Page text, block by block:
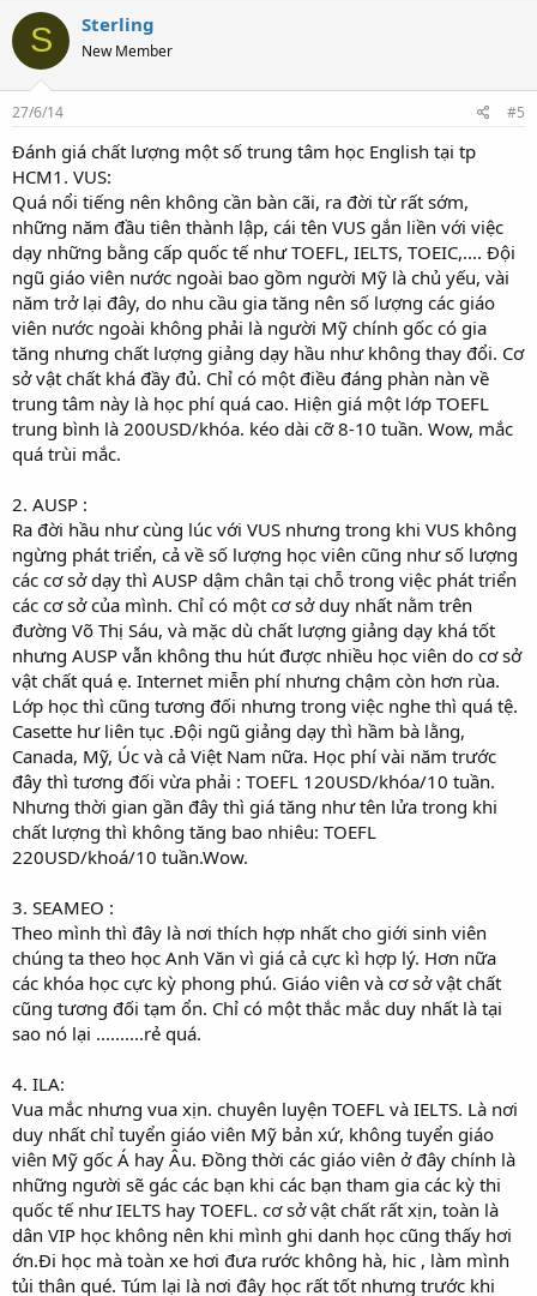
S Sterling
New Member
27/6/14 #5
Đánh giá chất lượng một số trung tâm học English tại tp
HCM1. VUS:
Quá nổi tiếng nên không cần bàn cãi, ra đời từ rất sớm,
những năm đầu tiên thành lập, cái tên VUS gắn liền với việc
dạy những bằng cấp quốc tế như TOEFL, IELTS, TOEIC,.... Đội
ngũ giáo viên nước ngoài bao gồm người Mỹ là chủ yếu, vài
năm trở lại đây, do nhu cầu gia tăng nên số lượng các giáo
viên nước ngoài không phải là người Mỹ chính gốc có gia
tăng nhưng chất lượng giảng dạy hầu như không thay đổi. Cơ
sở vật chất khá đầy đủ. Chỉ có một điều đáng phàn nàn về
trung tâm này là học phí quá cao. Hiện giá một lớp TOEFL
trung bình là 200USD/khóa. kéo dài cỡ 8-10 tuần. Wow, mắc
quá trùi mắc.
2. AUSP :
Ra đời hầu như cùng lúc với VUS nhưng trong khi VUS không
ngừng phát triển, cả về số lượng học viên cũng như số lượng
các cơ sở dạy thì AUSP dậm chân tại chỗ trong việc phát triển
các cơ sở của mình. Chỉ có một cơ sở duy nhất nằm trên
đường Võ Thị Sáu, và mặc dù chất lượng giảng dạy khá tốt
nhưng AUSP vẫn không thu hút được nhiều học viên do cơ sở
vật chất quá ẹ. Internet miễn phí nhưng chậm còn hơn rùa.
Lớp học thì cũng tương đối nhưng trong việc nghe thì quá tệ.
Casette hư liên tục .Đội ngũ giảng dạy thì hầm bà lằng,
Canada, Mỹ, Úc và cả Việt Nam nữa. Học phí vài năm trước
đây thì tương đối vừa phải : TOEFL 120USD/khóa/10 tuần.
Nhưng thời gian gần đây thì giá tăng như tên lửa trong khi
chất lượng thì không tăng bao nhiêu: TOEFL
220USD/khoá/10 tuần.Wow.
3. SEAMEO :
Theo mình thì đây là nơi thích hợp nhất cho giới sinh viên
chúng ta theo học Anh Văn vì giá cả cực kì hợp lý. Hơn nữa
các khóa học cực kỳ phong phú. Giáo viên và cơ sở vật chất
cũng tương đối tạm ổn. Chỉ có một thắc mắc duy nhất là tại
sao nó lại ..........rẻ quá.
4. ILA:
Vua mắc nhưng vua xịn. chuyên luyện TOEFL và IELTS. Là nơi
duy nhất chỉ tuyển giáo viên Mỹ bản xứ, không tuyển giáo
viên Mỹ gốc Á hay Âu. Đồng thời các giáo viên ở đây chính là
những người sẽ gác các bạn khi các bạn tham gia các kỳ thi
quốc tế như IELTS hay TOEFL. cơ sở vật chất rất xịn, toàn là
dân VIP học không nên khi mình ghi danh học cũng thấy hơi
ớn.Đi học mà toàn xe hơi đưa rước không hà, hic , làm mình
tủi thân qué. Túm lại là nơi đây học rất tốt nhưng trước khi